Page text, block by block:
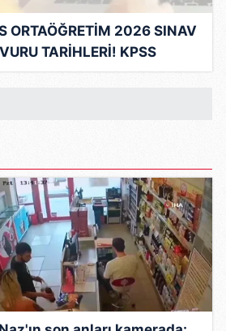
ORTAÖĞRETİM 2026 SINAV
TARİHLERİ! KPSS
sınavı ne zaman,